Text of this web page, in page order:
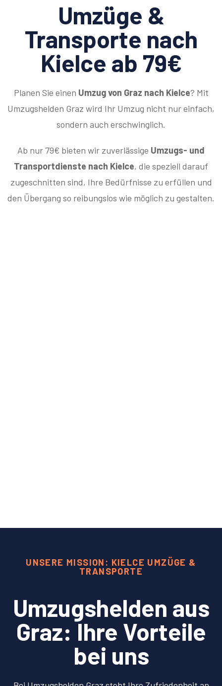
Umzüge &
Transporte nach
Kielce ab 79€
Planen Sie einen Umzug von Graz nach Kielce? Mit
Umzugshelden Graz wird Ihr Umzug nicht nur einfach,
sondern auch erschwinglich.
Ab nur 79€ bieten wir zuverlässige Umzugs- und
Transportdienste nach Kielce, die speziell darauf
zugeschnitten sind, Ihre Bedürfnisse zu erfüllen und
den Übergang so reibungslos wie möglich zu gestalten.
UNSERE MISSION: KIELCE UMZÜGE &
TRANSPORTE
Umzugshelden aus
Graz: Ihre Vorteile
bei uns